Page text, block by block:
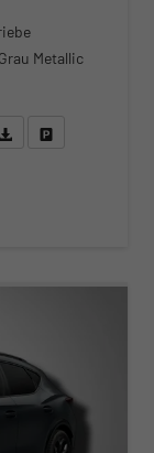
Metallic
Sie an
Fahrzeugexposé (PDF)